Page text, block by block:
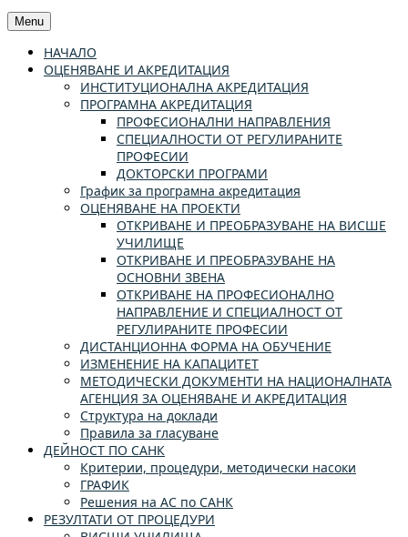
Menu
НАЧАЛО
ОЦЕНЯВАНЕ И АКРЕДИТАЦИЯ
ИНСТИТУЦИОНАЛНА АКРЕДИТАЦИЯ
ПРОГРАМНА АКРЕДИТАЦИЯ
ПРОФЕСИОНАЛНИ НАПРАВЛЕНИЯ
СПЕЦИАЛНОСТИ ОТ РЕГУЛИРАНИТЕ
ПРОФЕСИИ
ДОКТОРСКИ ПРОГРАМИ
График за програмна акредитация
ОЦЕНЯВАНЕ НА ПРОЕКТИ
ОТКРИВАНЕ И ПРЕОБРАЗУВАНЕ НА ВИСШЕ
УЧИЛИЩЕ
ОТКРИВАНЕ И ПРЕОБРАЗУВАНЕ НА
ОСНОВНИ ЗВЕНА
ОТКРИВАНЕ НА ПРОФЕСИОНАЛНО
НАПРАВЛЕНИЕ И СПЕЦИАЛНОСТ ОТ
РЕГУЛИРАНИТЕ ПРОФЕСИИ
ДИСТАНЦИОННА ФОРМА НА ОБУЧЕНИЕ
ИЗМЕНЕНИЕ НА КАПАЦИТЕТ
МЕТОДИЧЕСКИ ДОКУМЕНТИ НА НАЦИОНАЛНАТА
АГЕНЦИЯ ЗА ОЦЕНЯВАНЕ И АКРЕДИТАЦИЯ
Структура на доклади
Правила за гласуване
ДЕЙНОСТ ПО САНК
Критерии, процедури, методически насоки
ГРАФИК
Решения на АС по САНК
РЕЗУЛТАТИ ОТ ПРОЦЕДУРИ